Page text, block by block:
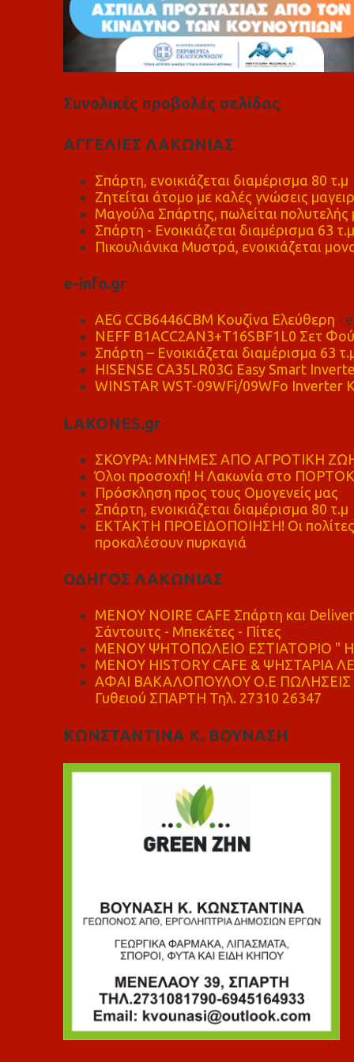
Συνολικές προβολές σελίδας
ΑΓΓΕΛΙΕΣ ΛΑΚΩΝΙΑΣ
Σπάρτη, ενοικιάζεται διαμέρισμα 80 τ.μ
Ζητείται άτομο με καλές γνώσεις
Μαγούλα Σπάρτης, πωλείται πολυτελής
Σπάρτη - Ενοικιάζεται διαμέρισμα 63 τ.μ
Πικουλιάνικα Μυστρά, ενοικιάζεται
e-info.gr
AEG CCB6446CBM Κουζίνα Ελεύθερη -
NEFF B1ACC2AN3+T16SBF1L0 Σετ
Σπάρτη – Ενοικιάζεται διαμέρισμα 63
HISENSE CA35LR03G Easy Smart
WINSTAR WST-09WFi/09WFo Inverter
LAKONES.gr
ΣΚΟΥΡΑ: ΜΝΗΜΕΣ ΑΠΟ ΑΓΡΟΤΙΚΗ
Όλοι προσοχή! Η Λακωνία στο
Πρόσκληση προς τους Ομογενείς μας
Σπάρτη, ενοικιάζεται διαμέρισμα 80 τ.μ
ΕΚΤΑΚΤΗ ΠΡΟΕΙΔΟΠΟΙΗΣΗ! Οι πολίτες
προκαλέσουν πυρκαγιά
ΟΔΗΓΟΣ ΛΑΚΩΝΙΑΣ
MENOY NOIRE CAFE Σπάρτη και
Σάντουιτς - Μπεκέτες - Πίτες
ΜΕΝΟΥ ΨΗΤΟΠΩΛΕΙΟ ΕΣΤΙΑΤΟΡΙΟ "
ΜΕΝΟΥ HISTORY CAFE & ΨΗΣΤΑΡΙΑ
ΑΦΑΙ ΒΑΚΑΛΟΠΟΥΛΟΥ Ο.Ε ΠΩΛΗΣΕΙΣ
Γυθειού ΣΠΑΡΤΗ Τηλ. 27310 26347
ΚΩΝΣΤΑΝΤΙΝΑ Κ. ΒΟΥΝΑΣΗ